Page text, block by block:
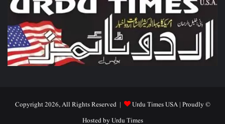
© Copyright 2026, All Rights Reserved |
Urdu Times USA| Proudly
Hosted byUrdu Times